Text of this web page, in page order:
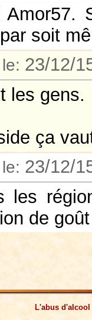
soit
23/12/
les gens.
ça
23/12/
les
de
L'abus